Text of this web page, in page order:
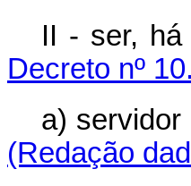
II - ser,
Decreto nº
a) servidor
(Redação